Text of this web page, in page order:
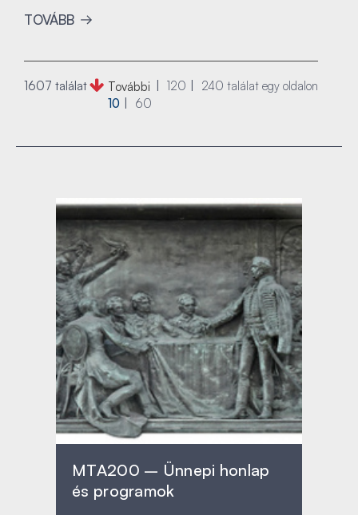
TOVÁBB
1607 találat További 240 találat egy oldalon
120
60
10
MTA200 – Ünnepi honlap
és programok